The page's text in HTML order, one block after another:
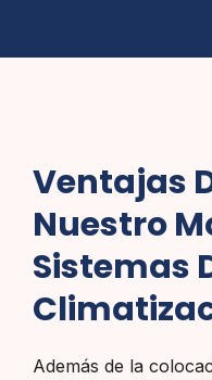
Ventajas
Nuestro
Sistemas
Además de la